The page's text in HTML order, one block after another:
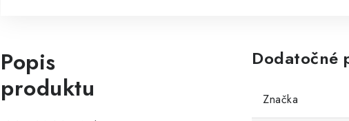
Popis
produktu
Dodatočné
Značka